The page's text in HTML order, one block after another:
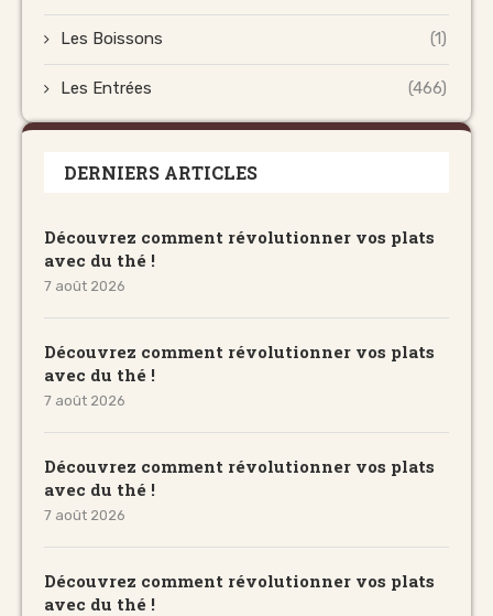
Les Boissons (1)
Les Entrées (466)
DERNIERS ARTICLES
Découvrez comment révolutionner vos plats
avec du thé !
7 août 2026
Découvrez comment révolutionner vos plats
avec du thé !
7 août 2026
Découvrez comment révolutionner vos plats
avec du thé !
7 août 2026
Découvrez comment révolutionner vos plats
avec du thé !